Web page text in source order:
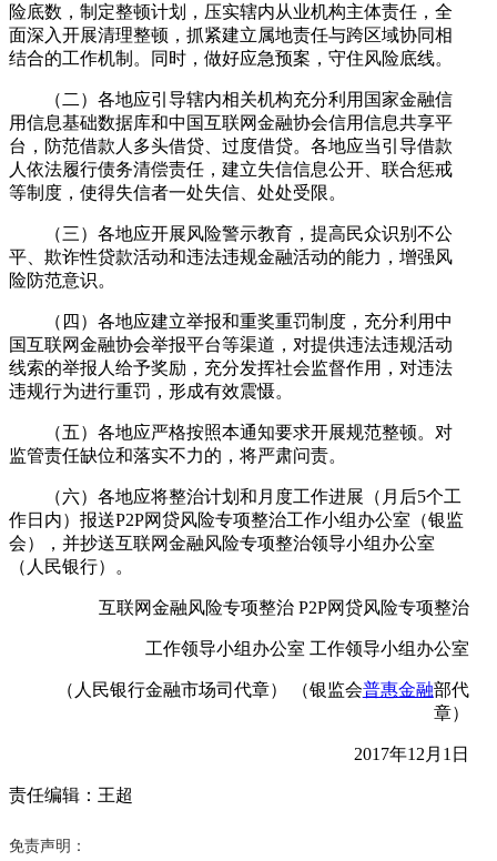
险底数，制定整顿计划，压实辖内从业机构主体责任，全
面深入开展清理整顿，抓紧建立属地责任与跨区域协同相
结合的工作机制。同时，做好应急预案，守住风险底线。
（二）各地应引导辖内相关机构充分利用国家金融信
用信息基础数据库和中国互联网金融协会信用信息共享平
台，防范借款人多头借贷、过度借贷。各地应当引导借款
人依法履行债务清偿责任，建立失信信息公开、联合惩戒
等制度，使得失信者一处失信、处处受限。
（三）各地应开展风险警示教育，提高民众识别不公
平、欺诈性贷款活动和违法违规金融活动的能力，增强风
险防范意识。
（四）各地应建立举报和重奖重罚制度，充分利用中
国互联网金融协会举报平台等渠道，对提供违法违规活动
线索的举报人给予奖励，充分发挥社会监督作用，对违法
违规行为进行重罚，形成有效震慑。
（五）各地应严格按照本通知要求开展规范整顿。对
监管责任缺位和落实不力的，将严肃问责。
（六）各地应将整治计划和月度工作进展（月后5个工
作日内）报送P2P网贷风险专项整治工作小组办公室（银监
会），并抄送互联网金融风险专项整治领导小组办公室
（人民银行）。
互联网金融风险专项整治 P2P网贷风险专项整治
工作领导小组办公室 工作领导小组办公室
（人民银行金融市场司代章） （银监会普惠金融部代
章）
2017年12月1日
责任编辑：王超
免责声明：